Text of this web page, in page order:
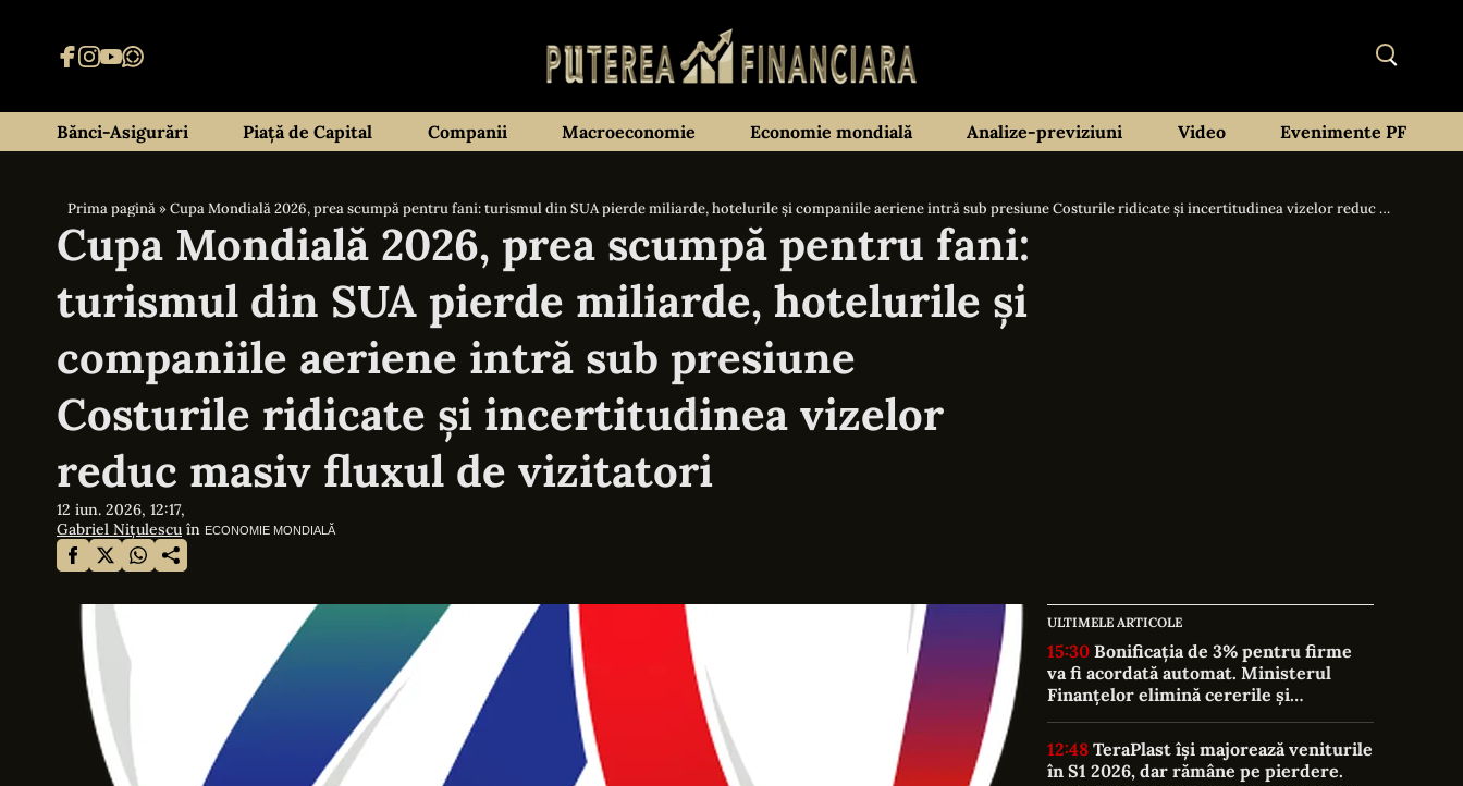
Bănci-Asigurări Piață de Capital Companii Macroeconomie Economie mondială Analize-previziuni Video Evenimente PF
Prima pagină»Cupa Mondială 2026, prea scumpă pentru fani: turismul din SUA pierde miliarde, hotelurile și companiile aeriene intră sub presiune Costurile ridicate și incertitudinea vizelor reduc masiv fluxul de vizitatori
Cupa Mondială 2026, prea scumpă pentru fani:
turismul din SUA pierde miliarde, hotelurile și
companiile aeriene intră sub presiune
Costurile ridicate și incertitudinea vizelor
reduc masiv fluxul de vizitatori
12 iun. 2026, 12:17,
Gabriel Nițulescu în ECONOMIE MONDIALĂ
ULTIMELE ARTICOLE
15:30
va fi acordată automat. Ministerul
Finanțelor elimină cererile și
documentele suplimentare
12:48
în S1 2026, dar rămâne pe pierdere.